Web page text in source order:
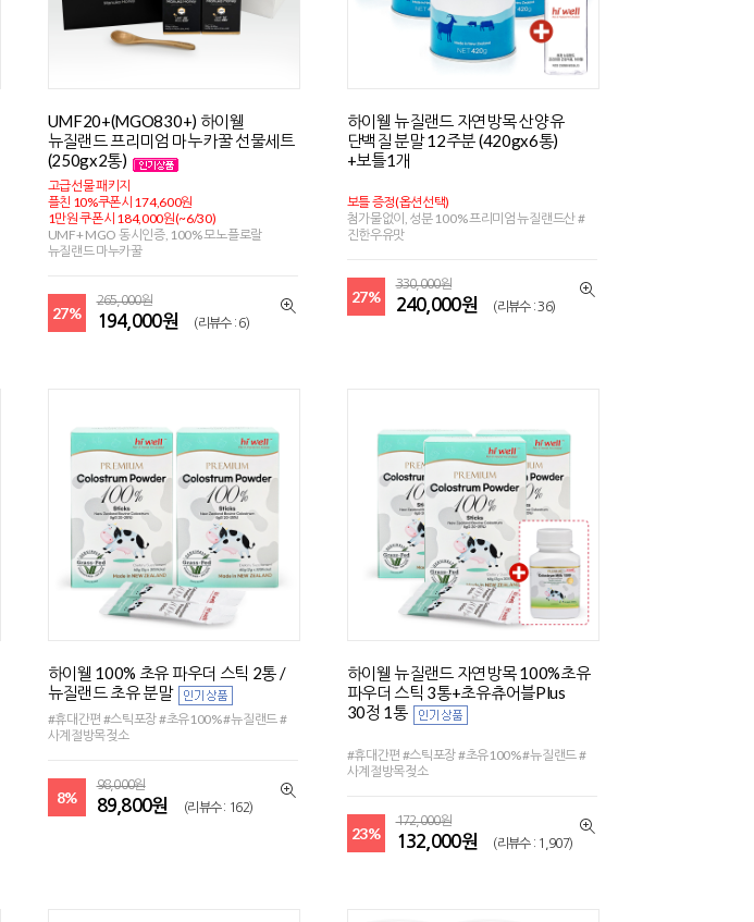
UMF20+(MGO830+) 하이웰
뉴질랜드 프리미엄 마누카꿀 선물세트
(250gx2통)
고급선물 패키지
플친 10%쿠폰시 174,600원
1만원 쿠폰시 184,000원(~6/30)
UMF+ MGO 동시인증, 100% 모노플로랄
뉴질랜드 마누카꿀
27%
265,000원
194,000원 (리뷰수 : 6)
하이웰 뉴질랜드 자연방목 산양유
단백질 분말 12주분 (420gx6통)
+보틀1개
보틀 증정(옵션선택)
첨가물없이, 성분 100% 프리미엄 뉴질랜드산 #
진한우유맛
27%
330,000원
240,000원 (리뷰수 : 36)
하이웰 100% 초유 파우더 스틱 2통 /
뉴질랜드 초유 분말
#휴대간편 #스틱포장 #초유100% #뉴질랜드 #
사계절방목젖소
8%
98,000원
89,800원 (리뷰수 : 162)
하이웰 뉴질랜드 자연방목 100%초유
파우더 스틱 3통+초유츄어블Plus
30정 1통
#휴대간편 #스틱포장 #초유100% #뉴질랜드 #
사계절방목젖소
23%
172,000원
132,000원 (리뷰수 : 1,907)